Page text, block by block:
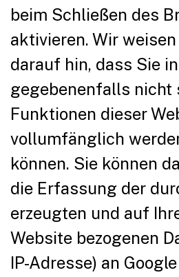
beim Schließen des
aktivieren. Wir
darauf hin, dass Sie
gegebenenfalls nicht
Funktionen dieser
vollumfänglich
können. Sie können
die Erfassung der
erzeugten und auf
Website bezogenen
IP-Adresse) an